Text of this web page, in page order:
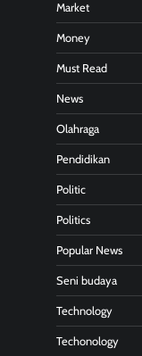
Market
Money
Must Read
News
Olahraga
Pendidikan
Politic
Politics
Popular News
Seni budaya
Technology
Techonology